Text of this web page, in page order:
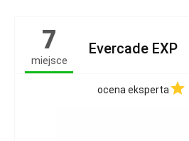
7
miejsce
Evercade EXP
ocena eksperta